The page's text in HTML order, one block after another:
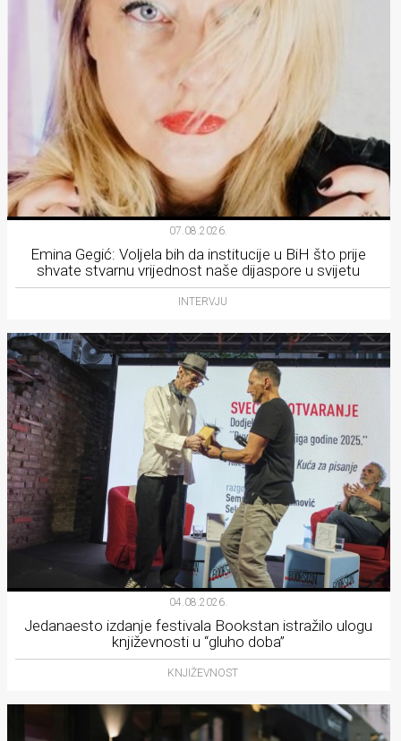
07.08.2026.
Emina Gegić: Voljela bih da institucije u BiH što prije
shvate stvarnu vrijednost naše dijaspore u svijetu
INTERVJU
04.08.2026.
Jedanaesto izdanje festivala Bookstan istražilo ulogu
književnosti u “gluho doba”
KNJIŽEVNOST